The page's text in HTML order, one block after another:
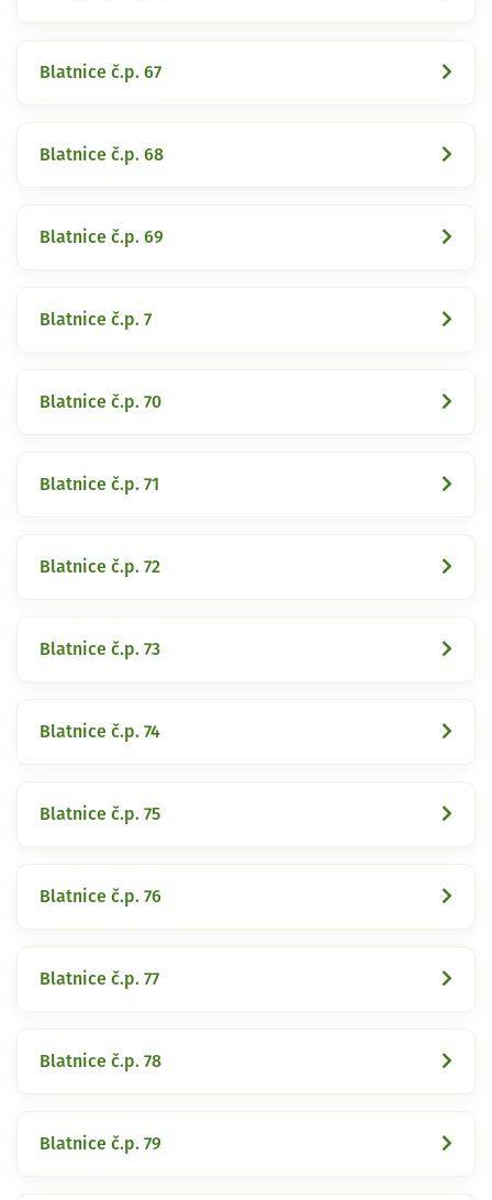
Blatnice č.p. 67
Blatnice č.p. 68
Blatnice č.p. 69
Blatnice č.p. 7
Blatnice č.p. 70
Blatnice č.p. 71
Blatnice č.p. 72
Blatnice č.p. 73
Blatnice č.p. 74
Blatnice č.p. 75
Blatnice č.p. 76
Blatnice č.p. 77
Blatnice č.p. 78
Blatnice č.p. 79